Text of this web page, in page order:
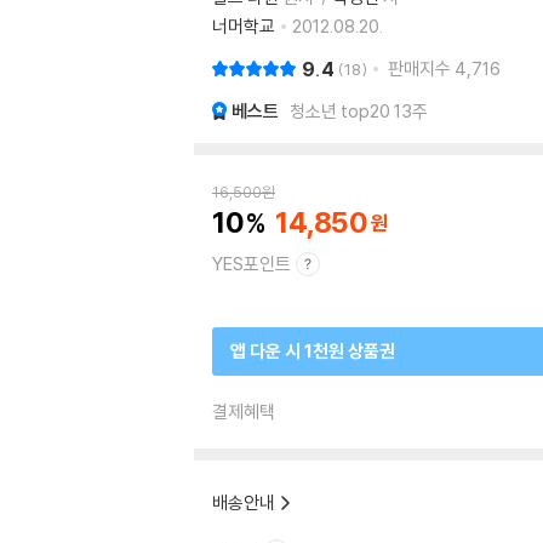
너머학교
2012.08.20.
9.4 18 판매지수 4,716
베스트 청소년 top20 13주
16,500원
10 14,850
YES포인트
앱 다운 시 1천원 상품권
결제혜택
배송안내